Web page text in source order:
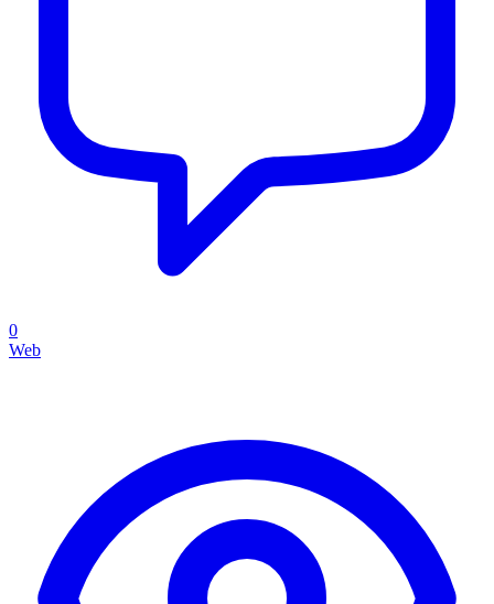
0
Web